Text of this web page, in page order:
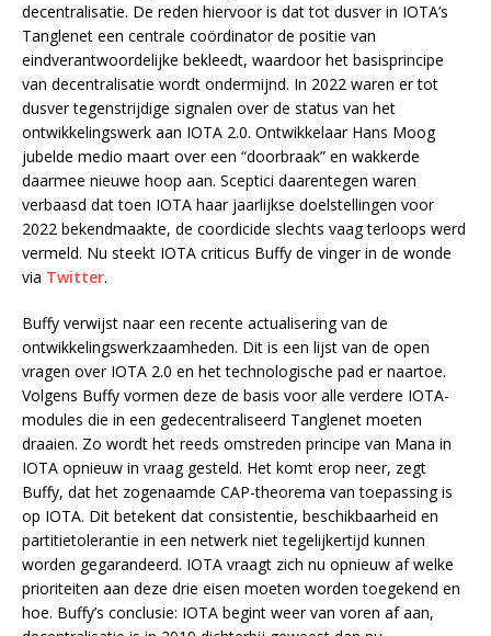
decentralisatie. De reden hiervoor is dat tot dusver in IOTA’s
Tanglenet een centrale coördinator de positie van
eindverantwoordelijke bekleedt, waardoor het basisprincipe
van decentralisatie wordt ondermijnd. In 2022 waren er tot
dusver tegenstrijdige signalen over de status van het
ontwikkelingswerk aan IOTA 2.0. Ontwikkelaar Hans Moog
jubelde medio maart over een “doorbraak” en wakkerde
daarmee nieuwe hoop aan. Sceptici daarentegen waren
verbaasd dat toen IOTA haar jaarlijkse doelstellingen voor
2022 bekendmaakte, de coordicide slechts vaag terloops werd
vermeld. Nu steekt IOTA criticus Buffy de vinger in de wonde
via Twitter.
Buffy verwijst naar een recente actualisering van de
ontwikkelingswerkzaamheden. Dit is een lijst van de open
vragen over IOTA 2.0 en het technologische pad er naartoe.
Volgens Buffy vormen deze de basis voor alle verdere IOTA-
modules die in een gedecentraliseerd Tanglenet moeten
draaien. Zo wordt het reeds omstreden principe van Mana in
IOTA opnieuw in vraag gesteld. Het komt erop neer, zegt
Buffy, dat het zogenaamde CAP-theorema van toepassing is
op IOTA. Dit betekent dat consistentie, beschikbaarheid en
partitietolerantie in een netwerk niet tegelijkertijd kunnen
worden gegarandeerd. IOTA vraagt zich nu opnieuw af welke
prioriteiten aan deze drie eisen moeten worden toegekend en
hoe. Buffy’s conclusie: IOTA begint weer van voren af aan,